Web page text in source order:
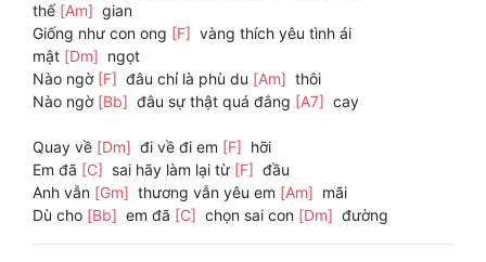
thế [Am] gian
Giống như con ong [F] vàng thích yêu tình ái
mật [Dm] ngọt
Nào ngờ [F] đâu chỉ là phù du [Am] thôi
Nào ngờ [Bb] đâu sự thật quá đắng [A7] cay
Quay về [Dm] đi về đi em [F] hỡi
Em đã [C] sai hãy làm lại từ [F] đầu
Anh vẫn [Gm] thương vẫn yêu em [Am] mãi
Dù cho [Bb] em đã [C] chọn sai con [Dm] đường